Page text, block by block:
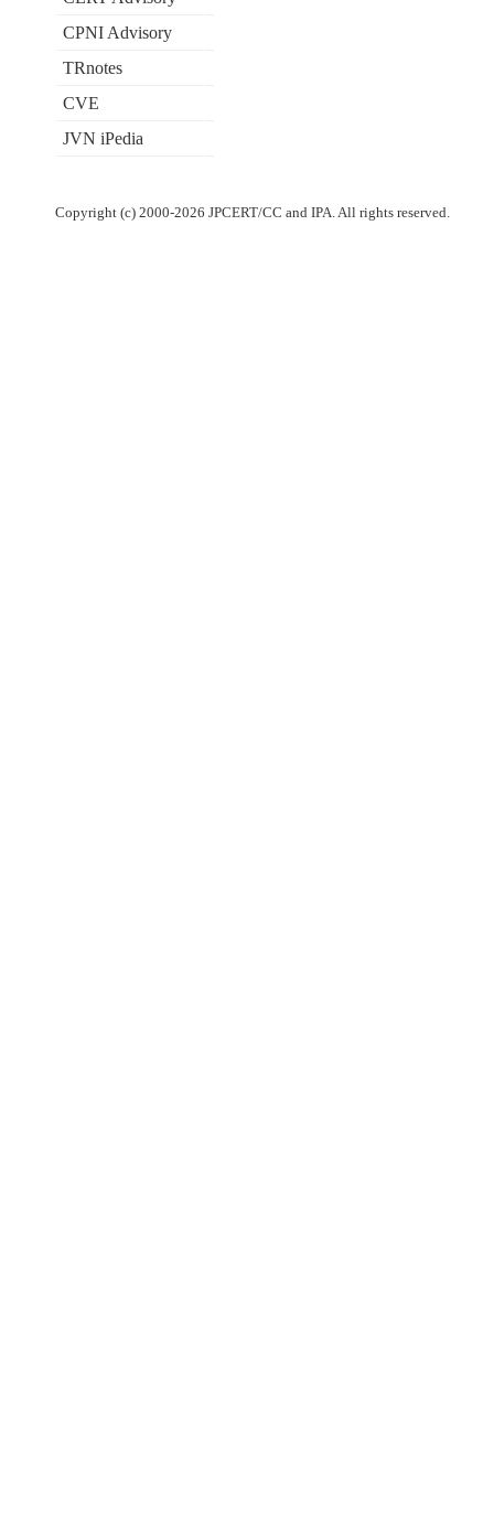
CPNI Advisory
TRnotes
CVE
JVN iPedia
Copyright (c) 2000-2026 JPCERT/CC and IPA. All rights reserved.